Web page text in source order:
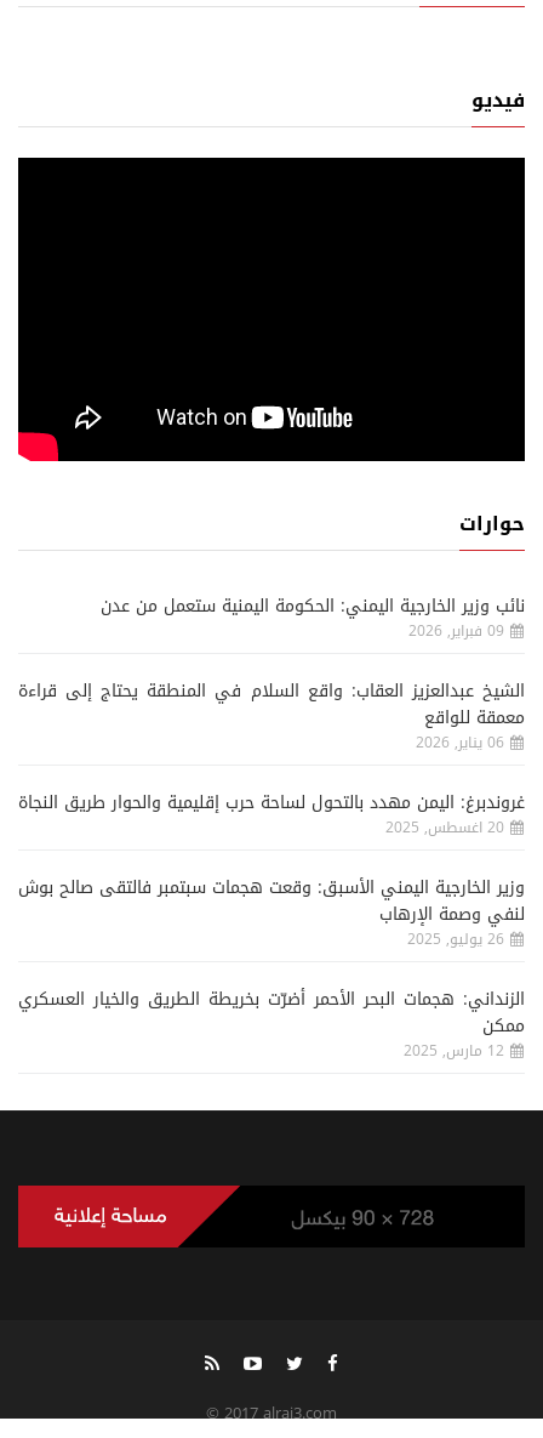
فيديو
حوارات
نائب وزير الخارجية اليمني: الحكومة اليمنية ستعمل من عدن
09 فبراير, 2026
الشيخ عبدالعزيز العقاب: واقع السلام في المنطقة يحتاج إلى قراءة
معمقة للواقع
06 يناير, 2026
غروندبرغ: اليمن مهدد بالتحول لساحة حرب إقليمية والحوار طريق النجاة
20 اغسطس, 2025
وزير الخارجية اليمني الأسبق: وقعت هجمات سبتمبر فالتقى صالح بوش
لنفي وصمة الإرهاب
26 يوليو, 2025
الزنداني: هجمات البحر الأحمر أضرّت بخريطة الطريق والخيار العسكري
ممكن
12 مارس, 2025
© 2017 alrai3.com